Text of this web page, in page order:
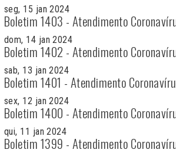
seg, 15 jan 2024
Boletim 1403 - Atendimento
dom, 14 jan 2024
Boletim 1402 - Atendimento
sab, 13 jan 2024
Boletim 1401 - Atendimento
sex, 12 jan 2024
Boletim 1400 - Atendimento
qui, 11 jan 2024
Boletim 1399 - Atendimento